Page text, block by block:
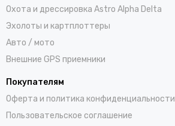
Охота и дрессировка Astro Alpha Delta
Эхолоты и картплоттеры
Авто / мото
Внешние GPS приемники
Покупателям
Оферта и политика конфиденциальности
Пользовательское соглашение